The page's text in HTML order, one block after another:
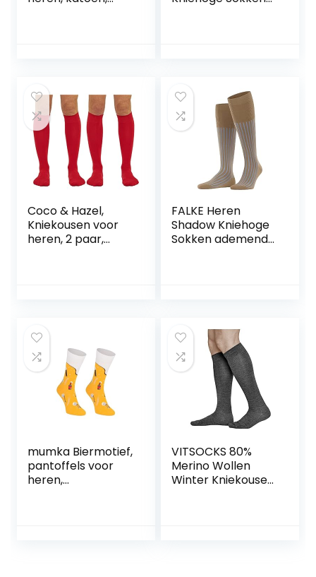
eenkleurig, hoog
en dun, 1 paar
zool warme vlakke
naad drukvrije
teen 1 Paar
Coco & Hazel,
Kniekousen voor
heren, 2 paar,
FALKE Heren
Shadow Kniehoge
Sokken ademend
elke dag dragen 1
Paar
mumka Biermotief,
pantoffels voor
heren,
VITSOCKS 80%
Merino Wollen
Winter Kniekousen